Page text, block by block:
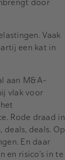
door
Vaak
een kat in
aan M&A-
vlak voor
Rode draad in
deals. Op
En daar
risico’s in te